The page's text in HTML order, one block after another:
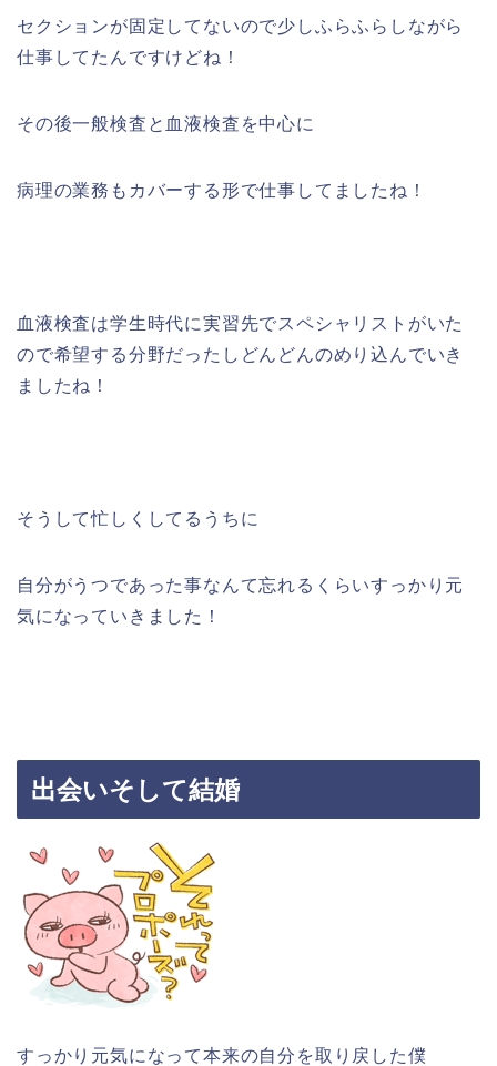
セクションが固定してないので少しふらふらしながら
仕事してたんですけどね！
その後一般検査と血液検査を中心に
病理の業務もカバーする形で仕事してましたね！
血液検査は学生時代に実習先でスペシャリストがいた
ので希望する分野だったしどんどんのめり込んでいき
ましたね！
そうして忙しくしてるうちに
自分がうつであった事なんて忘れるくらいすっかり元
気になっていきました！
出会いそして結婚
すっかり元気になって本来の自分を取り戻した僕